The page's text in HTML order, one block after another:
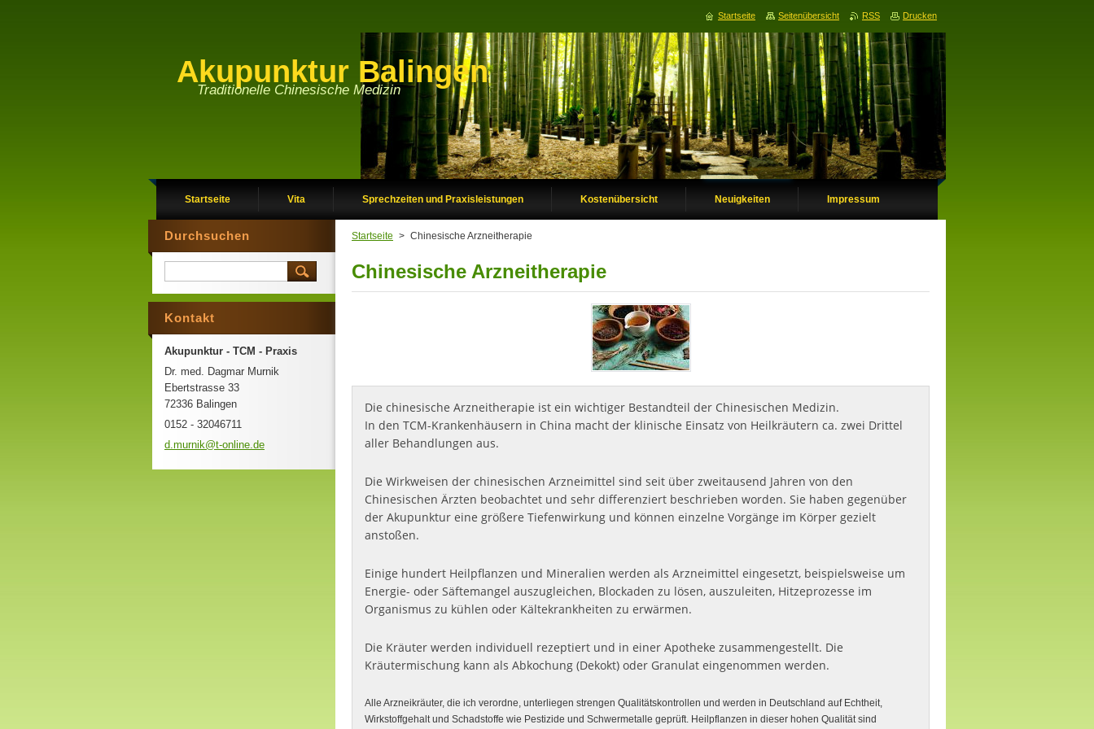
Akupunktur Balingen
Traditionelle Chinesische Medizin
Startseite Vita Sprechzeiten und Praxisleistungen Kostenübersicht Neuigkeiten Impressum
Startseite > Chinesische Arzneitherapie
Chinesische Arzneitherapie
Die chinesische Arzneitherapie ist ein wichtiger Bestandteil der Chinesischen Medizin.
In den TCM-Krankenhäusern in China macht der klinische Einsatz von Heilkräutern ca. zwei Drittel
aller Behandlungen aus.
Die Wirkweisen der chinesischen Arzneimittel sind seit über zweitausend Jahren von den
Chinesischen Ärzten beobachtet und sehr differenziert beschrieben worden. Sie haben gegenüber
der Akupunktur eine größere Tiefenwirkung und können einzelne Vorgänge im Körper gezielt
anstoßen.
Einige hundert Heilpflanzen und Mineralien werden als Arzneimittel eingesetzt, beispielsweise um
Energie- oder Säftemangel auszugleichen, Blockaden zu lösen, auszuleiten, Hitzeprozesse im
Organismus zu kühlen oder Kältekrankheiten zu erwärmen.
Die Kräuter werden individuell rezeptiert und in einer Apotheke zusammengestellt. Die
Kräutermischung kann als Abkochung (Dekokt) oder Granulat eingenommen werden.
Alle Arzneikräuter, die ich verordne, unterliegen strengen Qualitätskontrollen und werden in Deutschland auf Echtheit,
Wirkstoffgehalt und Schadstoffe wie Pestizide und Schwermetalle geprüft. Heilpflanzen in dieser hohen Qualität sind
Durchsuchen
Kontakt
Akupunktur - TCM - Praxis
Dr. med. Dagmar Murnik
Ebertstrasse 33
72336 Balingen
0152 - 32046711
d.murnik@t-online.de
Startseite Seitenübersicht RSS Drucken